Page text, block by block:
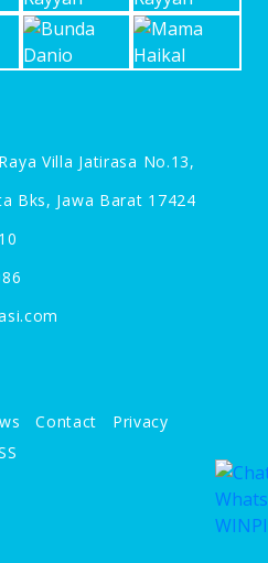
Villa Jatirasa No.13,
Bks, Jawa Barat 17424
Contact
Privacy